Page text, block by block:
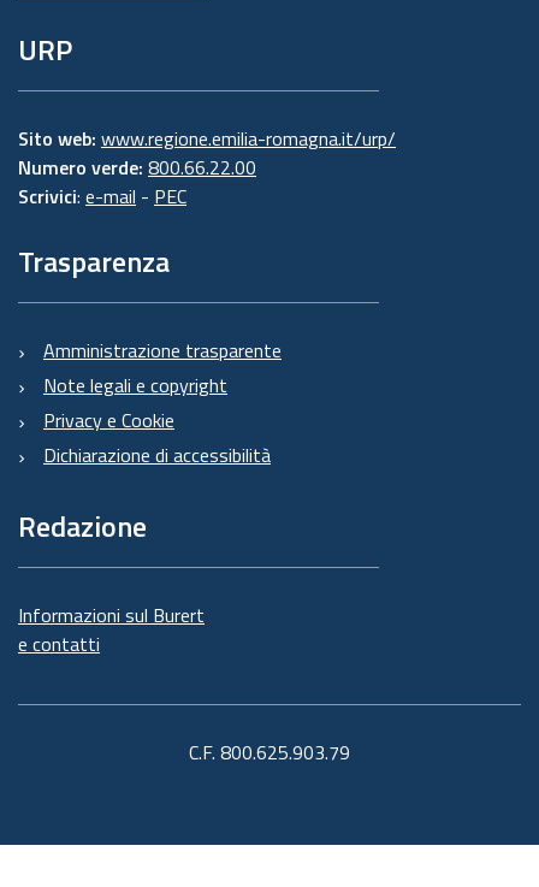
URP
Sito web: www.regione.emilia-romagna.it/urp/
Numero verde: 800.66.22.00
Scrivici: e-mail - PEC
Trasparenza
Amministrazione trasparente
Note legali e copyright
Privacy e Cookie
Dichiarazione di accessibilità
Redazione
Informazioni sul Burert
e contatti
C.F. 800.625.903.79